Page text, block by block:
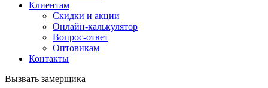
Клиентам
Скидки и акции
Онлайн-калькулятор
Вопрос-ответ
Оптовикам
Контакты
Вызвать замерщика